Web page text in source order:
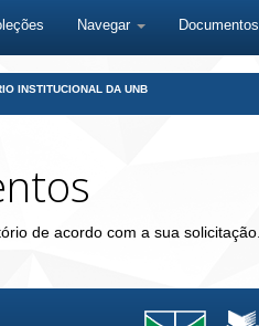
Navegar Documentos
INSTITUCIONAL DA UNB
de acordo com a sua solicitação.